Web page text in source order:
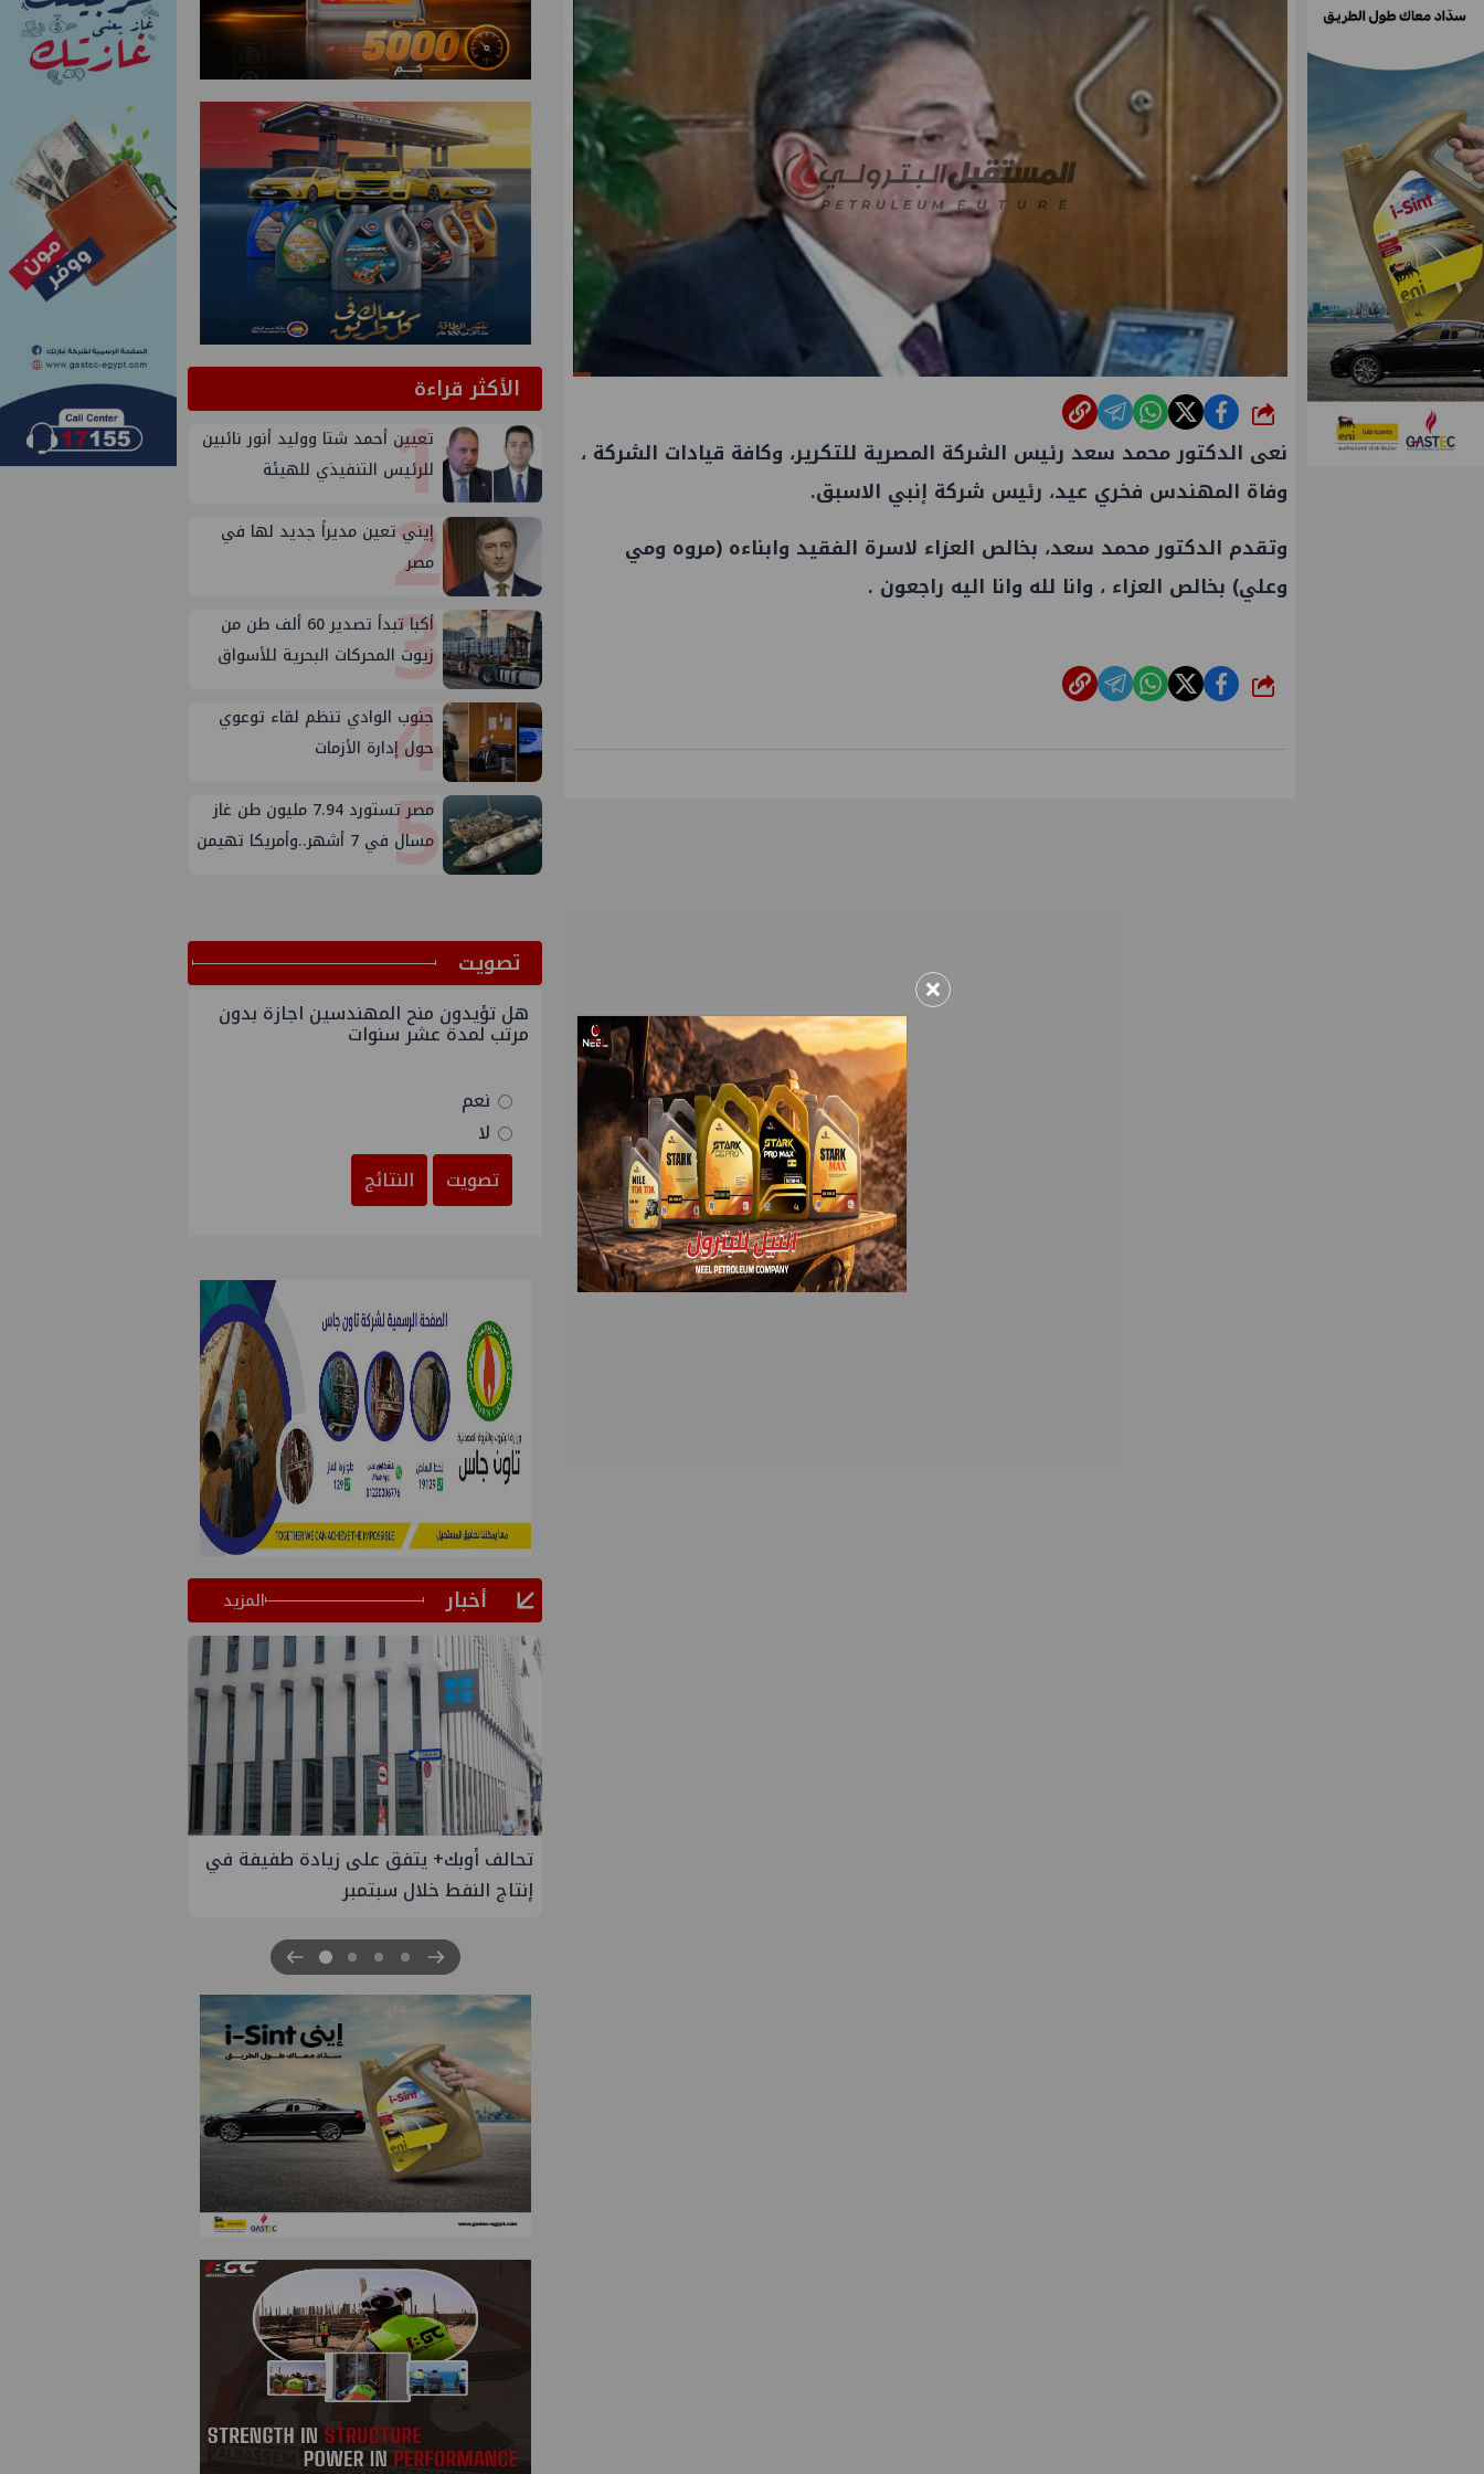
شارك
نعى الدكتور محمد سعد رئيس الشركة المصرية للتكرير، وكافة قيادات الشركة ،
وفاة المهندس فخري عيد، رئيس شركة إنبي الاسبق.
وتقدم الدكتور محمد سعد، بخالص العزاء لاسرة الفقيد وابناءه (مروه ومي
وعلي) بخالص العزاء ، وانا لله وانا اليه راجعون .
شارك
الأكثر قراءة
1
تعيين أحمد شتا ووليد أنور نائبين
للرئيس التنفيذي للهيئة
2
إيني تعين مديراً جديد لها في
مصر
3
أكبا تبدأ تصدير 60 ألف طن من
زيوت المحركات البحرية للأسواق
4
جنوب الوادي تنظم لقاء توعوي
حول إدارة الأزمات
5
مصر تستورد 7.94 مليون طن غاز
مسال في 7 أشهر..وأمريكا تهيمن
ﺗﺼﻮﻳﺖ
هل تؤيدون منح المهندسين اجازة بدون
مرتب لمدة عشر سنوات
نعم
لا
تصويت
النتائج
أخبار المزيد
تحالف أوبك+ يتفق على زيادة طفيفة في
إنتاج النفط خلال سبتمبر
إسدال الستار على النسخة الثانية من
×